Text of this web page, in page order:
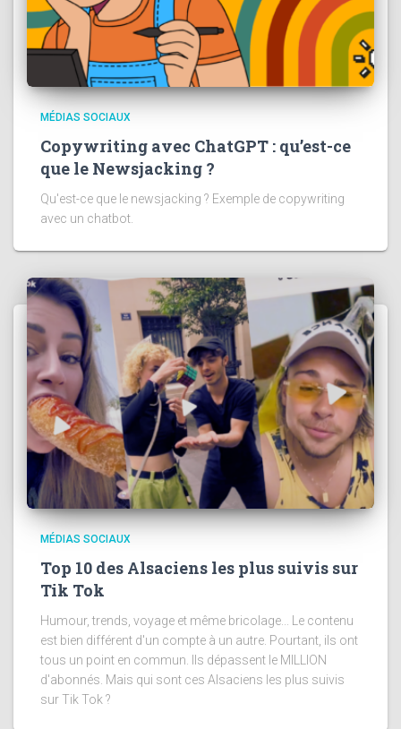
MÉDIAS SOCIAUX
Copywriting avec ChatGPT : qu’est-ce
que le Newsjacking ?
Qu'est-ce que le newsjacking ? Exemple de copywriting
avec un chatbot.
MÉDIAS SOCIAUX
Top 10 des Alsaciens les plus suivis sur
Tik Tok
Humour, trends, voyage et même bricolage... Le contenu
est bien différent d'un compte à un autre. Pourtant, ils ont
tous un point en commun. Ils dépassent le MILLION
d'abonnés. Mais qui sont ces Alsaciens les plus suivis
sur Tik Tok ?